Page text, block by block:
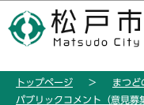
の
ー
この
トップページ
まつど
パブリックコメント（意見募